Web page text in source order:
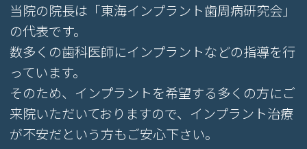
当院の院長は「東海インプラント歯周病研究会」
の代表です。
数多くの歯科医師にインプラントなどの指導を行
っています。
そのため、インプラントを希望する多くの方にご
来院いただいておりますので、インプラント治療
が不安だという方もご安心下さい。